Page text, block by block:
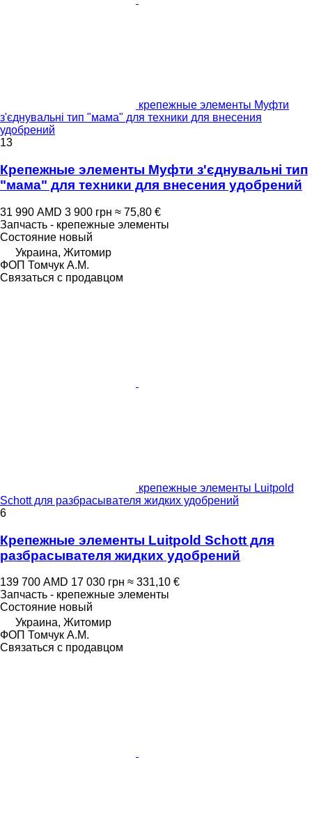
крепежные элементы Муфти
з'єднувальні тип "мама" для техники для внесения
удобрений
13
Крепежные элементы Муфти з'єднувальні тип
"мама" для техники для внесения удобрений
31 990 AMD 3 900 грн ≈ 75,80 €
Запчасть - крепежные элементы
Состояние новый
Украина, Житомир
ФОП Томчук А.М.
Связаться с продавцом
крепежные элементы Luitpold
Schott для разбрасывателя жидких удобрений
6
Крепежные элементы Luitpold Schott для
разбрасывателя жидких удобрений
139 700 AMD 17 030 грн ≈ 331,10 €
Запчасть - крепежные элементы
Состояние новый
Украина, Житомир
ФОП Томчук А.М.
Связаться с продавцом